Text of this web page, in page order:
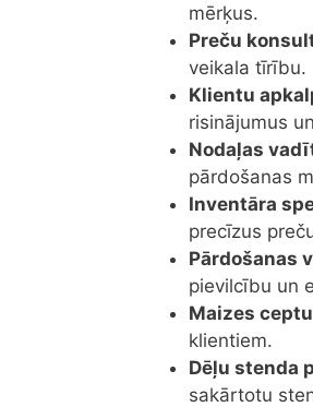
mērķus.
Preču
veikala tīrību.
Klientu
risinājumus
Nodaļas
pārdošanas
Inventāra
precīzus
Pārdošanas
pievilcību un
Maizes
klientiem.
Dēļu stenda
sakārtotu